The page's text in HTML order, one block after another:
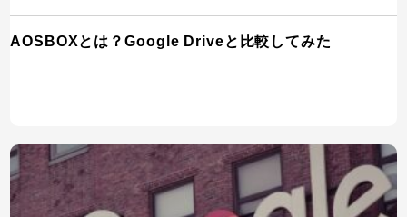
AOSBOXとは？Google Driveと比較してみた